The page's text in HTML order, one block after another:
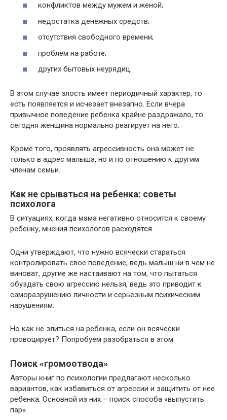
конфликтов между мужем и женой;
недостатка денежных средств;
отсутствия свободного времени;
проблем на работе;
других бытовых неурядиц.
В этом случае злость имеет периодичный характер, то
есть появляется и исчезает внезапно. Если вчера
привычное поведение ребенка крайне раздражало, то
сегодня женщина нормально реагирует на него.
Кроме того, проявлять агрессивность она может не
только в адрес малыша, но и по отношению к другим
членам семьи.
Как не срываться на ребенка: советы
психолога
В ситуациях, когда мама негативно относится к своему
ребенку, мнения психологов расходятся.
Одни утверждают, что нужно всячески стараться
контролировать свое поведение, ведь малыш ни в чем не
виноват, другие же настаивают на том, что пытаться
обуздать свою агрессию нельзя, ведь это приводит к
саморазрушению личности и серьезным психическим
нарушениям.
Но как не злиться на ребенка, если он всячески
провоцирует? Попробуем разобраться в этом.
Поиск «громоотвода»
Авторы книг по психологии предлагают несколько
вариантов, как избавиться от агрессии и защитить от нее
ребенка. Основной из них – поиск способа «выпустить
пар».